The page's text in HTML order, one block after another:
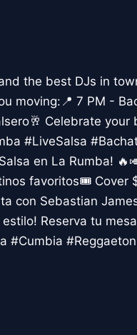
the best DJs in
moving:📍 7 PM -
Celebrate
#LiveSalsa
en La Rumba!
favoritos🎟️ Cover
con Sebastian
Reserva tu
#Cumbia